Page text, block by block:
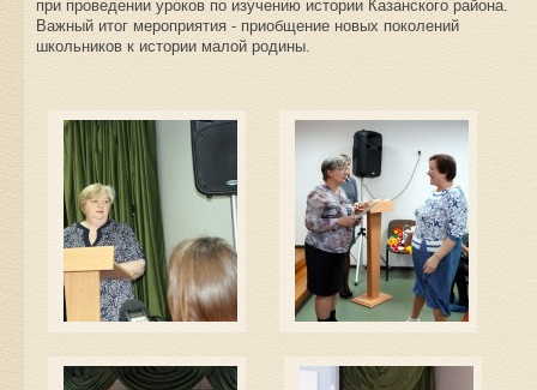
при проведении уроков по изучению истории Казанского района.
Важный итог мероприятия - приобщение новых поколений
школьников к истории малой родины.